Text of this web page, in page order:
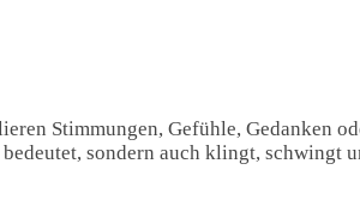
Stimmungen, Gefühle, Gedanken
sondern auch klingt, schwingt